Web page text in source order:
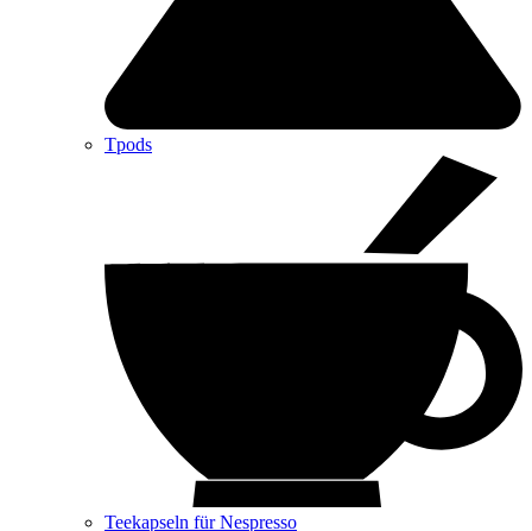
Tpods
Teekapseln für Nespresso